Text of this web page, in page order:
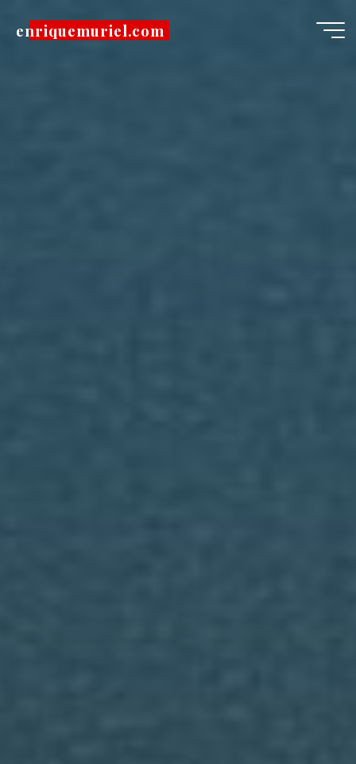
paraenriquemuriel.com